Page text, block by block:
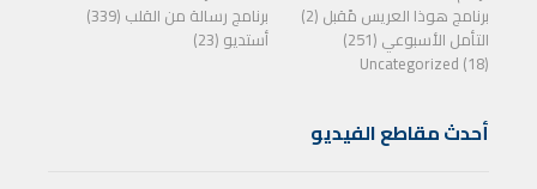
برنامج هوذا العريس مًقبل (2)
برنامج رسالة من القلب (339)
التأمل الأسبوعي (251)
أستديو (23)
Uncategorized (18)
أحدث مقاطع الفيديو